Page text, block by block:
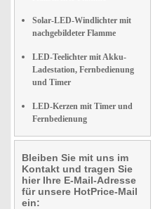
Solar-LED-Windlichter mit
nachgebildeter Flamme
LED-Teelichter mit Akku-
Ladestation, Fernbedienung
und Timer
LED-Kerzen mit Timer und
Fernbedienung
Bleiben Sie mit uns im
Kontakt und tragen Sie
hier Ihre E-Mail-Adresse
für unsere HotPrice-Mail
ein: